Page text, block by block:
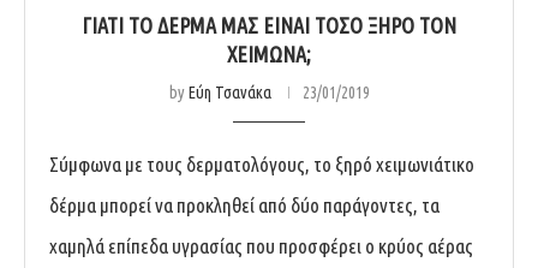
ΓΙΑΤΊ ΤΟ ΔΈΡΜΑ ΜΑΣ ΕΊΝΑΙ ΤΌΣΟ ΞΗΡΌ ΤΟΝ
ΧΕΙΜΏΝΑ;
byΕύη Τσανάκα 23/01/2019
Σύμφωνα με τους δερματολόγους, το ξηρό χειμωνιάτικο
δέρμα μπορεί να προκληθεί από δύο παράγοντες, τα
χαμηλά επίπεδα υγρασίας που προσφέρει ο κρύος αέρας